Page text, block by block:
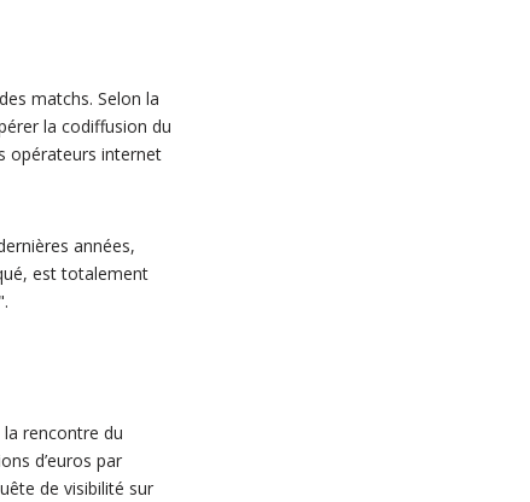
matchs. Selon la
la codiffusion du
opérateurs internet
années,
est totalement
rencontre du
d’euros par
de visibilité sur